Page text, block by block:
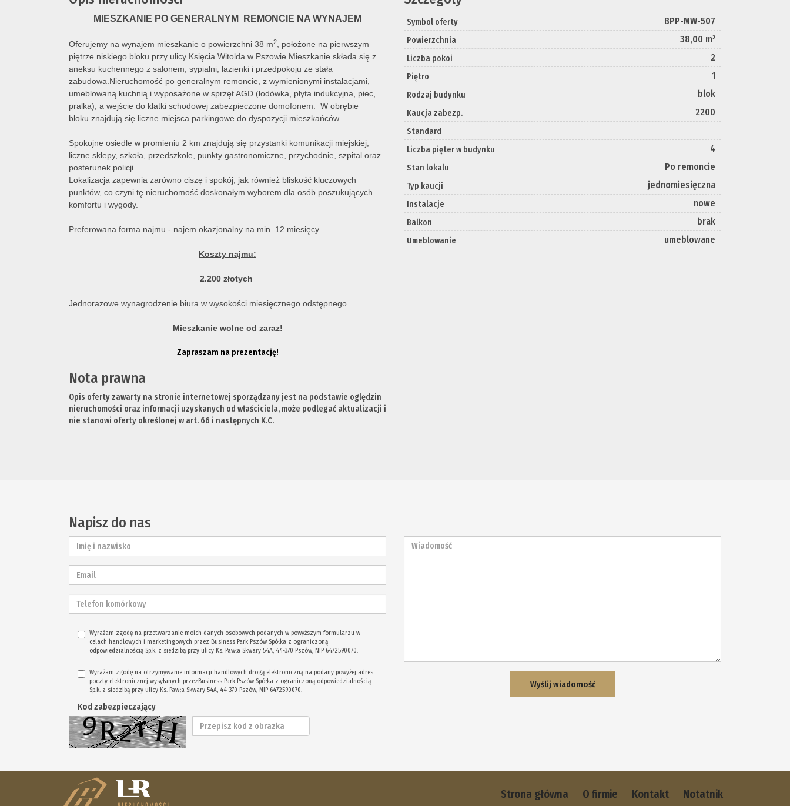
MIESZKANIE PO GENERALNYM REMONCIE NA WYNAJEM
Oferujemy na wynajem mieszkanie o powierzchni 38 m2
, położone na pierwszym
piętrze niskiego bloku przy ulicy Księcia Witolda w Pszowie.Mieszkanie składa się z
aneksu kuchennego z salonem, sypialni, łazienki i przedpokoju ze stała
zabudowa.Nieruchomość po generalnym remoncie, z wymienionymi instalacjami,
umeblowaną kuchnią i wyposażone w sprzęt AGD (lodówka, płyta indukcyjna, piec,
pralka), a wejście do klatki schodowej zabezpieczone domofonem. W obrębie
bloku znajdują się liczne miejsca parkingowe do dyspozycji mieszkańców.
Spokojne osiedle w promieniu 2 km znajdują się przystanki komunikacji miejskiej,
liczne sklepy, szkoła, przedszkole, punkty gastronomiczne, przychodnie, szpital oraz
posterunek policji.
Lokalizacja zapewnia zarówno ciszę i spokój, jak również bliskość kluczowych
punktów, co czyni tę nieruchomość doskonałym wyborem dla osób poszukujących
komfortu i wygody.
Preferowana forma najmu - najem okazjonalny na min. 12 miesięcy.
Koszty najmu:
2.200 złotych
Jednorazowe wynagrodzenie biura w wysokości miesięcznego odstępnego.
Mieszkanie wolne od zaraz!
Zapraszam na prezentację!
Nota prawna
Opis oferty zawarty na stronie internetowej sporządzany jest na podstawie oględzin
nieruchomości oraz informacji uzyskanych od właściciela, może podlegać aktualizacji i
nie stanowi oferty określonej w art. 66 i następnych K.C.
Symbol oferty BPP-MW-507
Powierzchnia 38,00 m²
Liczba pokoi 2
Piętro 1
Rodzaj budynku blok
Kaucja zabezp. 2200
Standard
Liczba pięter w budynku
4
Stan lokalu Po remoncie
Typ kaucji jednomiesięczna
Instalacje nowe
Balkon brak
Umeblowanie umeblowane
Napisz do nas
Wyrażam zgodę na przetwarzanie moich danych osobowych podanych w powyższym formularzu w
celach handlowych i marketingowych przez Business Park Pszów Spółka z ograniczoną
odpowiedzialnością Sp.k. z siedzibą przy ulicy Ks. Pawła Skwary 54A, 44-370 Pszów, NIP 6472590070.
Wyrażam zgodę na otrzymywanie informacji handlowych drogą elektroniczną na podany powyżej adres
poczty elektronicznej wysyłanych przezBusiness Park Pszów Spółka z ograniczoną odpowiedzialnością
Sp.k. z siedzibą przy ulicy Ks. Pawła Skwary 54A, 44-370 Pszów, NIP 6472590070.
Kod zabezpieczający
Strona główna O firmie Kontakt Notatnik